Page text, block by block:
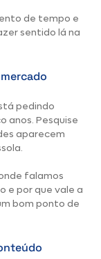
de tempo e
sentido lá na
pedindo
anos. Pesquise
aparecem
falamos
e por que vale a
bom ponto de